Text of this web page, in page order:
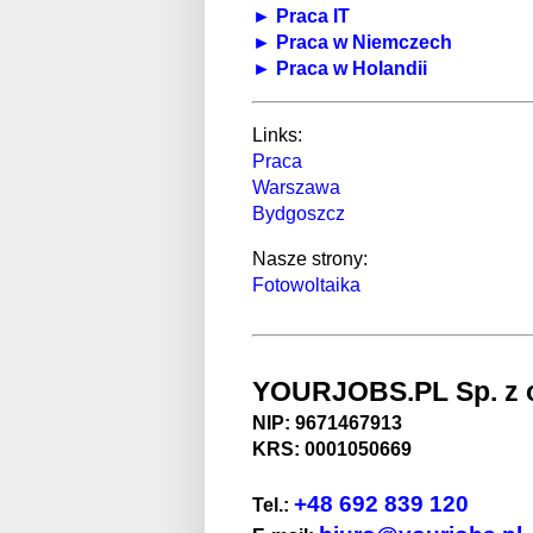
► Praca IT
► Praca w Niemczech
► Praca w Holandii
Links:
Praca
Warszawa
Bydgoszcz
Nasze strony:
Fotowoltaika
YOURJOBS.PL Sp. z
NIP: 9671467913
KRS: 0001050669
Tel.: +48 692 839 120